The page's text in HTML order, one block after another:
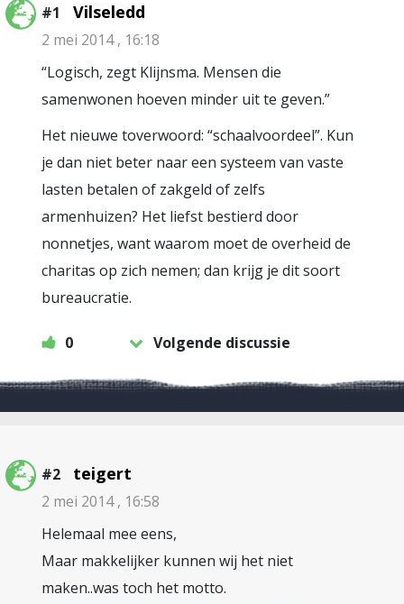
#1 Vilseledd
2 mei 2014 , 16:18
“Logisch, zegt Klijnsma. Mensen die
samenwonen hoeven minder uit te geven.”
Het nieuwe toverwoord: “schaalvoordeel”. Kun
je dan niet beter naar een systeem van vaste
lasten betalen of zakgeld of zelfs
armenhuizen? Het liefst bestierd door
nonnetjes, want waarom moet de overheid de
charitas op zich nemen; dan krijg je dit soort
bureaucratie.
0 Volgende discussie
#2 teigert
2 mei 2014 , 16:58
Helemaal mee eens,
Maar makkelijker kunnen wij het niet
maken..was toch het motto.